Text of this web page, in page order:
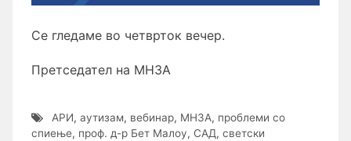
Се гледаме во четврток вечер.
Претседател на МНЗА
АРИ, аутизам, вебинар, МНЗА, проблеми со
спиење, проф. д-р Бет Малоу, САД, светски